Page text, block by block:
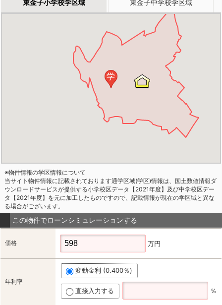
東金子小学校学区域 東金子中学校学区域
学
※物件情報の学区情報について
当サイト物件情報に記載されております通学区域(学区)情報は、国土数値情報ダ
ウンロードサービスが提供する小学校区データ【2021年度】及び中学校区デー
タ【2021年度】を元に加工したものですので、記載情報が現在の学区域と異な
る場合がございます。
この物件でローンシミュレーションする
価格 万円
年利率
変動金利 (0.400％)
直接入力する ％